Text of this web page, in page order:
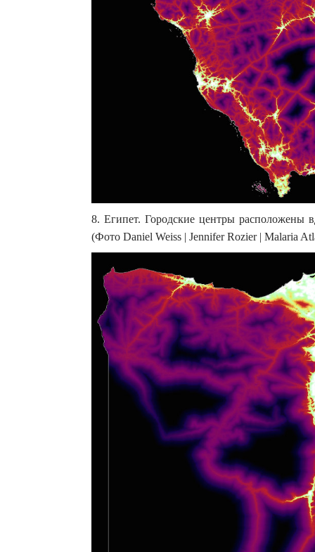
8. Египет. Городские центры расположены
(Фото Daniel Weiss | Jennifer Rozier | Malaria